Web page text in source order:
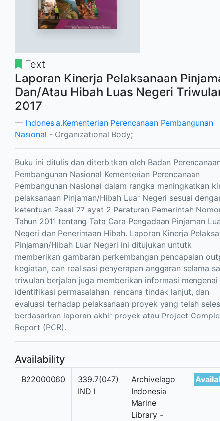
Text
Laporan Kinerja Pelaksanaan
Dan/Atau Hibah Luas Negeri
2017
Indonesia.Kementerian Perencanaan Pembangunan
Nasional - Organizational Body;
Buku ini ditulis dan diterbitkan oleh Badan
Pembangunan Nasional Kementerian Perencanaan
Pembangunan Nasional dalam rangka meningkatkan
pelaksanaan Pinjaman/Hibah Luar Negeri sesuai
ketentuan Pasal 77 ayat 2 Peraturan Pemerintah
Tahun 2011 tentang Tata Cara Pengadaan Pinjaman
Negeri dan Penerimaan Hibah. Laporan Kinerja
Pinjaman/Hibah Luar Negeri ini ditujukan untutk
memberikan gambaran perkembangan pencapaian
kegiatan, dan realisasi penyerapan anggaran selama
triwulan berjalan juga memberikan informasi mengenai
identifikasi permasalahan, rencana tindak lanjut, dan
evaluasi terhadap pelaksanaan proyek yang telah
berdasarkan laporan akhir proyek atau Project
Report (PCR).
Availability
B22000060
339.7(047)
IND l
Archivelago
Indonesia
Marine
Library -